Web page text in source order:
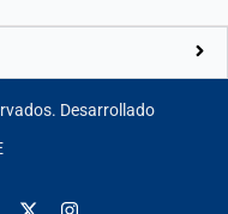
Desarrollado
Instagram